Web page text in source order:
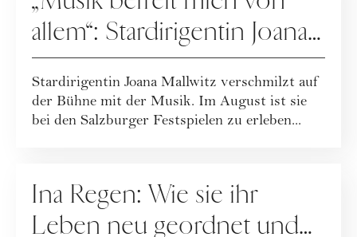
allem“: Stardirigentin Joana
Mallwitz im Interview
Stardirigentin Joana Mallwitz verschmilzt auf
der Bühne mit der Musik. Im August ist sie
bei den Salzburger Festspielen zu erleben...
Ina Regen: Wie sie ihr
Leben neu geordnet und